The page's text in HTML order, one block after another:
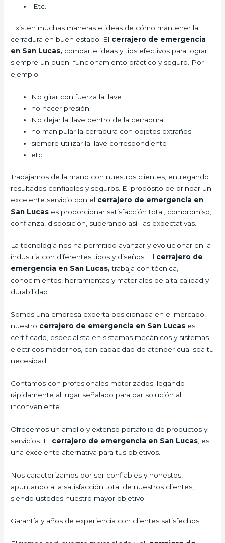
Etc.
Existen muchas maneras e ideas de cómo mantener la
cerradura en buen estado. El cerrajero de emergencia
en San Lucas, comparte ideas y tips efectivos para lograr
siempre un buen funcionamiento práctico y seguro. Por
ejemplo:
No girar con fuerza la llave
no hacer presión
No dejar la llave dentro de la cerradura
no manipular la cerradura con objetos extraños
siempre utilizar la llave correspondiente
etc.
Trabajamos de la mano con nuestros clientes, entregando
resultados confiables y seguros. El propósito de brindar un
excelente servicio con el cerrajero de emergencia en
San Lucas es proporcionar satisfacción total, compromiso,
confianza, disposición, superando así las expectativas.
La tecnología nos ha permitido avanzar y evolucionar en la
industria con diferentes tipos y diseños. El cerrajero de
emergencia en San Lucas,trabaja con técnica,
conocimientos, herramientas y materiales de alta calidad y
durabilidad.
Somos una empresa experta posicionada en el mercado,
nuestro cerrajero de emergencia en San Lucas es
certificado, especialista en sistemas mecánicos y sistemas
eléctricos modernos, con capacidad de atender cual sea tu
necesidad.
Contamos con profesionales motorizados llegando
rápidamente al lugar señalado para dar solución al
inconveniente.
Ofrecemos un amplio y extenso portafolio de productos y
servicios. El cerrajero de emergencia en San Lucas , es
una excelente alternativa para tus objetivos.
Nos caracterizamos por ser confiables y honestos,
apuntando a la satisfacción total de nuestros clientes,
siendo ustedes nuestro mayor objetivo.
Garantía y años de experiencia con clientes satisfechos.